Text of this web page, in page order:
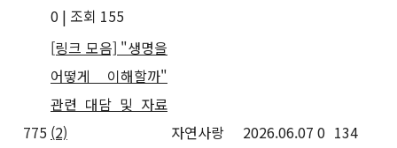
0 | 조회 155
775
[링크 모음] "생명을
어떻게 이해할까"
관련 대담 및 자료
(2)
자연사랑 2026.06.07 0 134